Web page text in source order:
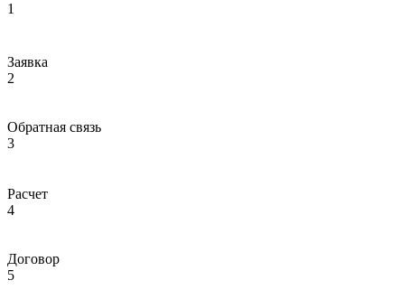
1
Заявка
2
Обратная связь
3
Расчет
4
Договор
5